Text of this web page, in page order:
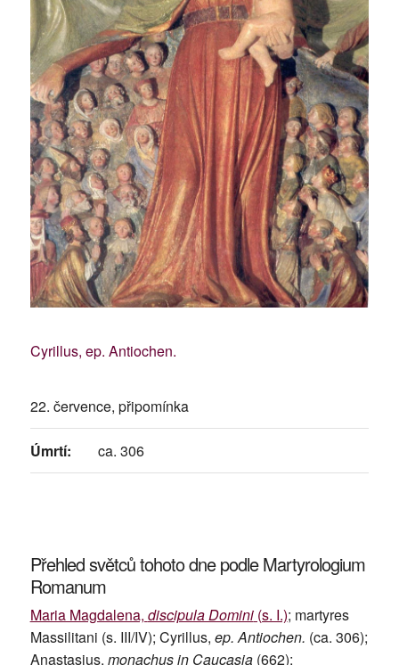
Cyrillus, ep. Antiochen.
22. července, připomínka
Úmrtí: ca. 306
Přehled světců tohoto dne podle Martyrologium
Romanum
Maria Magdalena, discipula Domini(s. I.); martyres
Massilitani (s. III/IV); Cyrillus, ep. Antiochen. (ca. 306);
Anastasius, monachus in Caucasia(662);